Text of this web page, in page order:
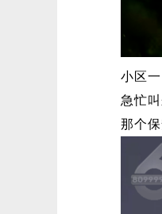
小区
急忙
那个